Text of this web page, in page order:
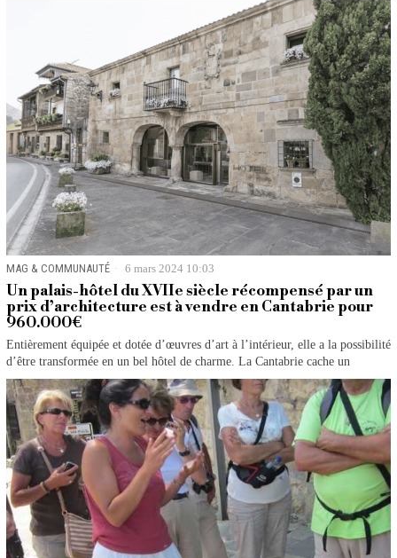
MAG & COMMUNAUTÉ 6 mars 2024 10:03
Un palais-hôtel du XVIIe siècle récompensé par un
prix d’architecture est à vendre en Cantabrie pour
960.000€
Entièrement équipée et dotée d’œuvres d’art à l’intérieur, elle a la possibilité
d’être transformée en un bel hôtel de charme. La Cantabrie cache un